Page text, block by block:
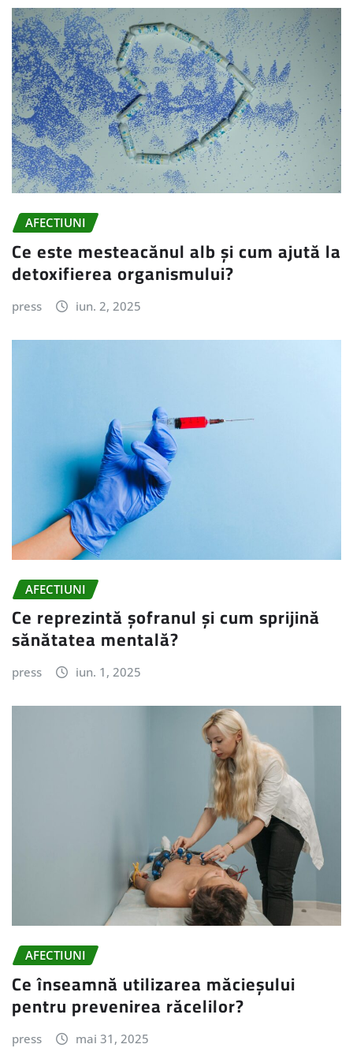
AFECTIUNI
Ce este mesteacănul alb și cum ajută la
detoxifierea organismului?
press iun. 2, 2025
AFECTIUNI
Ce reprezintă șofranul și cum sprijină
sănătatea mentală?
press iun. 1, 2025
AFECTIUNI
Ce înseamnă utilizarea măcieșului
pentru prevenirea răcelilor?
press mai 31, 2025